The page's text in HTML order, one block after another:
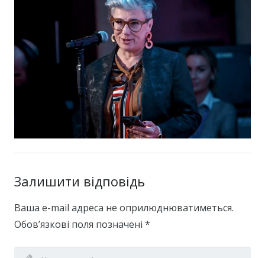
Залишити відповідь
Ваша e-mail адреса не оприлюднюватиметься.
Обов’язкові поля позначені *